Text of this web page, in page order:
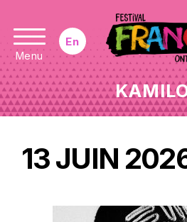
En
13 JUIN
Menu